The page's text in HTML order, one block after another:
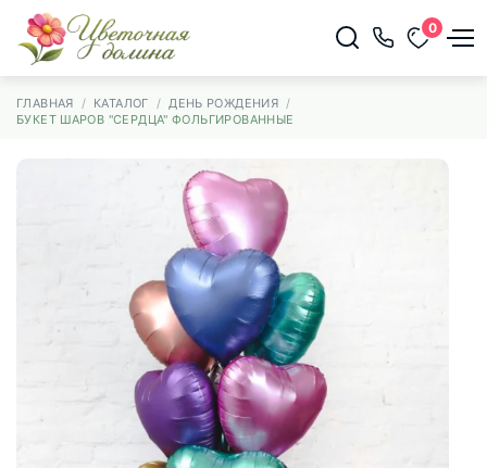
0
ГЛАВНАЯ КАТАЛОГ
ДЕНЬ РОЖДЕНИЯ
БУКЕТ ШАРОВ "СЕРДЦА" ФОЛЬГИРОВАННЫЕ